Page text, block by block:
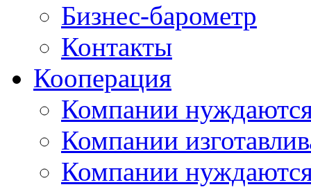
Бизнес-барометр
Контакты
Кооперация
Компании
Компании
Компании